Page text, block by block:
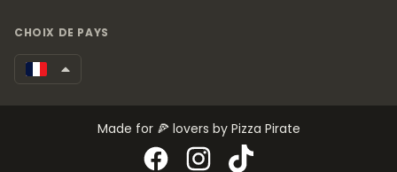
CHOIX DE PAYS
Made for 🍕 lovers by Pizza Pirate
FacebookInstagram
TikTok